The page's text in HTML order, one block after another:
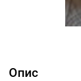
Опис